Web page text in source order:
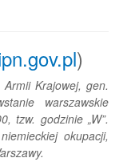
)
Krajowej, gen.
warszawskie
tzw. godzinie „W”.
okupacji,